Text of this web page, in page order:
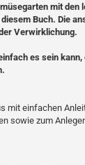
mit den
Buch. Die
Verwirklichung.
es sein kann,
mit einfachen
sowie zum